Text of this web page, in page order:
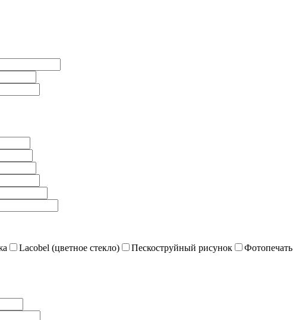
Lacobel (цветное стекло) Пескоструйный рисунок
Фотопечать